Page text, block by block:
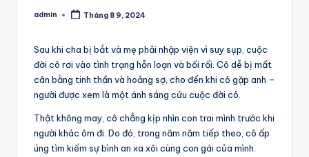
Posted
admin Tháng 8 9, 2024
Sau khi cha bị bắt và mẹ phải nhập viện vì suy sụp, cuộc
đời cô rơi vào tình trạng hỗn loạn và bối rối. Cô dễ bị mất
cân bằng tinh thần và hoảng sợ, cho đến khi cô gặp anh –
người được xem là một ánh sáng cứu cuộc đời cô.
Thật không may, cô chẳng kịp nhìn con trai mình trước khi
người khác ôm đi. Do đó, trong năm năm tiếp theo, cô ấp
úng tìm kiếm sự bình an xa xôi cùng con gái của mình.